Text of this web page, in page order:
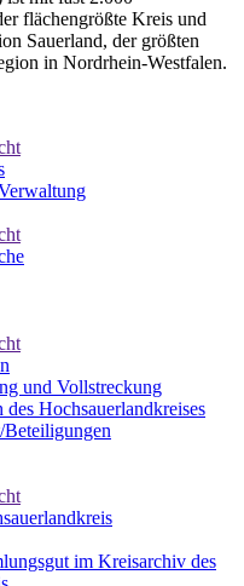
flächengrößte Kreis und
Sauerland, der größten
in Nordrhein-Westfalen.
und Vollstreckung
Hochsauerlandkreises
Beteiligungen
im Kreisarchiv des